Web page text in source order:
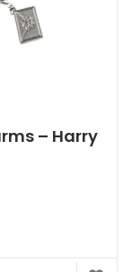
– Harry